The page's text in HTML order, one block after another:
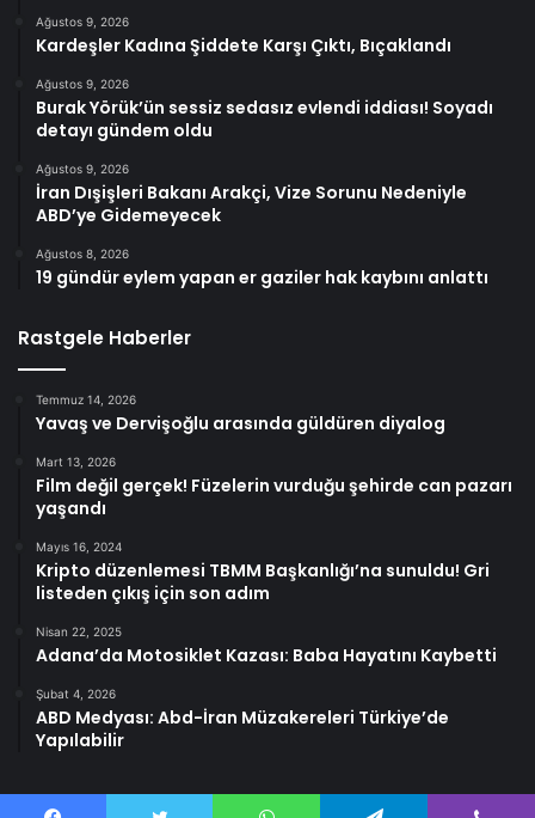
Ağustos 9, 2026
Kardeşler Kadına Şiddete Karşı Çıktı, Bıçaklandı
Ağustos 9, 2026
Burak Yörük’ün sessiz sedasız evlendi iddiası! Soyadı
detayı gündem oldu
Ağustos 9, 2026
İran Dışişleri Bakanı Arakçi, Vize Sorunu Nedeniyle
ABD’ye Gidemeyecek
Ağustos 8, 2026
19 gündür eylem yapan er gaziler hak kaybını anlattı
Rastgele Haberler
Temmuz 14, 2026
Yavaş ve Dervişoğlu arasında güldüren diyalog
Mart 13, 2026
Film değil gerçek! Füzelerin vurduğu şehirde can pazarı
yaşandı
Mayıs 16, 2024
Kripto düzenlemesi TBMM Başkanlığı’na sunuldu! Gri
listeden çıkış için son adım
Nisan 22, 2025
Adana’da Motosiklet Kazası: Baba Hayatını Kaybetti
Şubat 4, 2026
ABD Medyası: Abd-İran Müzakereleri Türkiye’de
Yapılabilir